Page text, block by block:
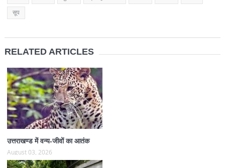
सूप
RELATED ARTICLES
उत्तराखण्ड में वन्य-जीवों का आतंक
August 03, 2026